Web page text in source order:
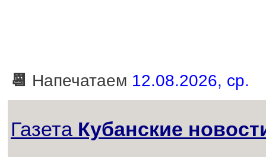
📆 Напечатаем 12.08.2026, ср.
Газета Кубанские